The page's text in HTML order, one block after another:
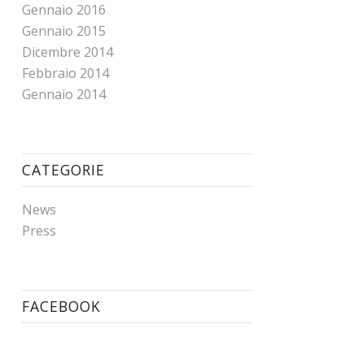
Gennaio 2016
Gennaio 2015
Dicembre 2014
Febbraio 2014
Gennaio 2014
CATEGORIE
News
Press
FACEBOOK